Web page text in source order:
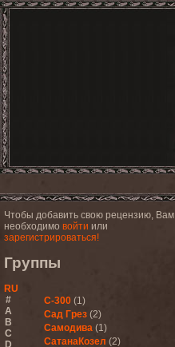
Чтобы добавить свою рецензию, Вам
необходимо войти или
зарегистрироваться!
Группы
RU
#
A
B
C
D
С-300 (1)
Сад Грез (2)
Самодива (1)
СатанаКозел (2)